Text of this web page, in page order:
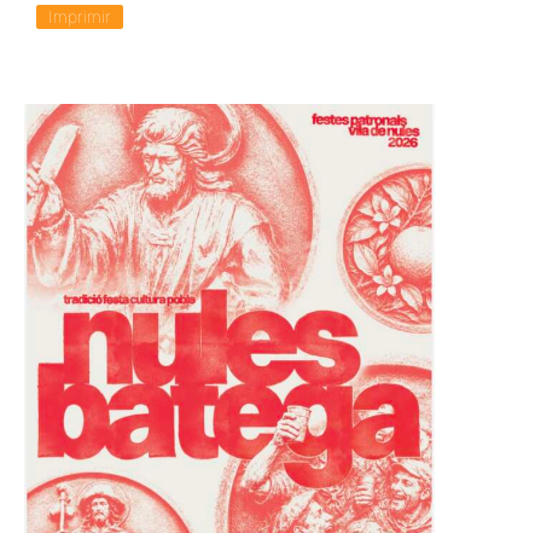
Imprimir